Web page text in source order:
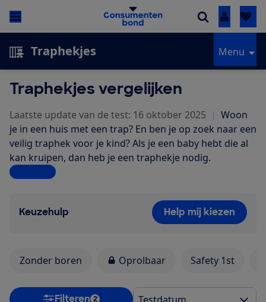
Inloggen
Traphekjes Menu
Traphekjes vergelijken
Laatste update van de test: 16 oktober 2025 | Woon
je in een huis met een trap? En ben je op zoek naar een
veilig traphek voor je kind? Als je een baby hebt die al
kan kruipen, dan heb je een traphekje nodig.
Lees meer
Keuzehulp Help mij kiezen
Zonder boren Oprolbaar Safety 1st
Filteren 2